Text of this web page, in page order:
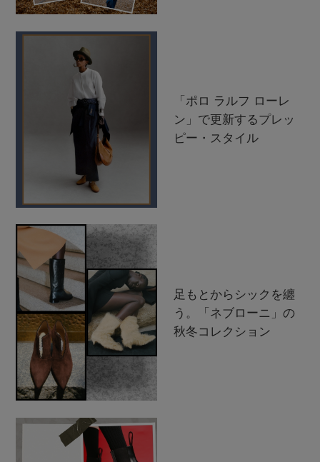
「ポロ ラルフ ローレ
ン」で更新するプレッ
ピー・スタイル
足もとからシックを纏
う。「ネブローニ」の
秋冬コレクション